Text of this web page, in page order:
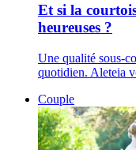
Et si la
heureuses ?
Une qualité sous-
quotidien. Aleteia
Couple